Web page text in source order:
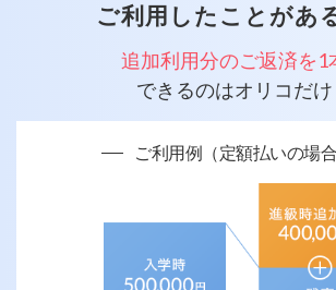
ご利用したことがあ
追加利用分のご返済を1
できるのはオリコだけ
ご利用例（定額払いの場合